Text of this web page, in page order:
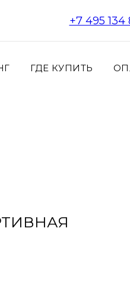
+7 495 134
ГДЕ КУПИТЬ